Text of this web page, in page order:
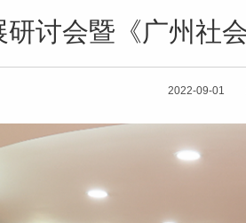
研讨会暨《广州社
2022-09-01